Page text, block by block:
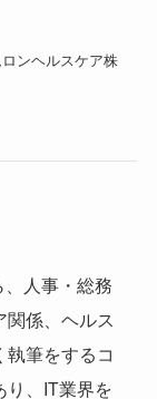
ンヘルスケア株
人事・総務
関係、ヘルス
筆をするコ
り、IT業界を